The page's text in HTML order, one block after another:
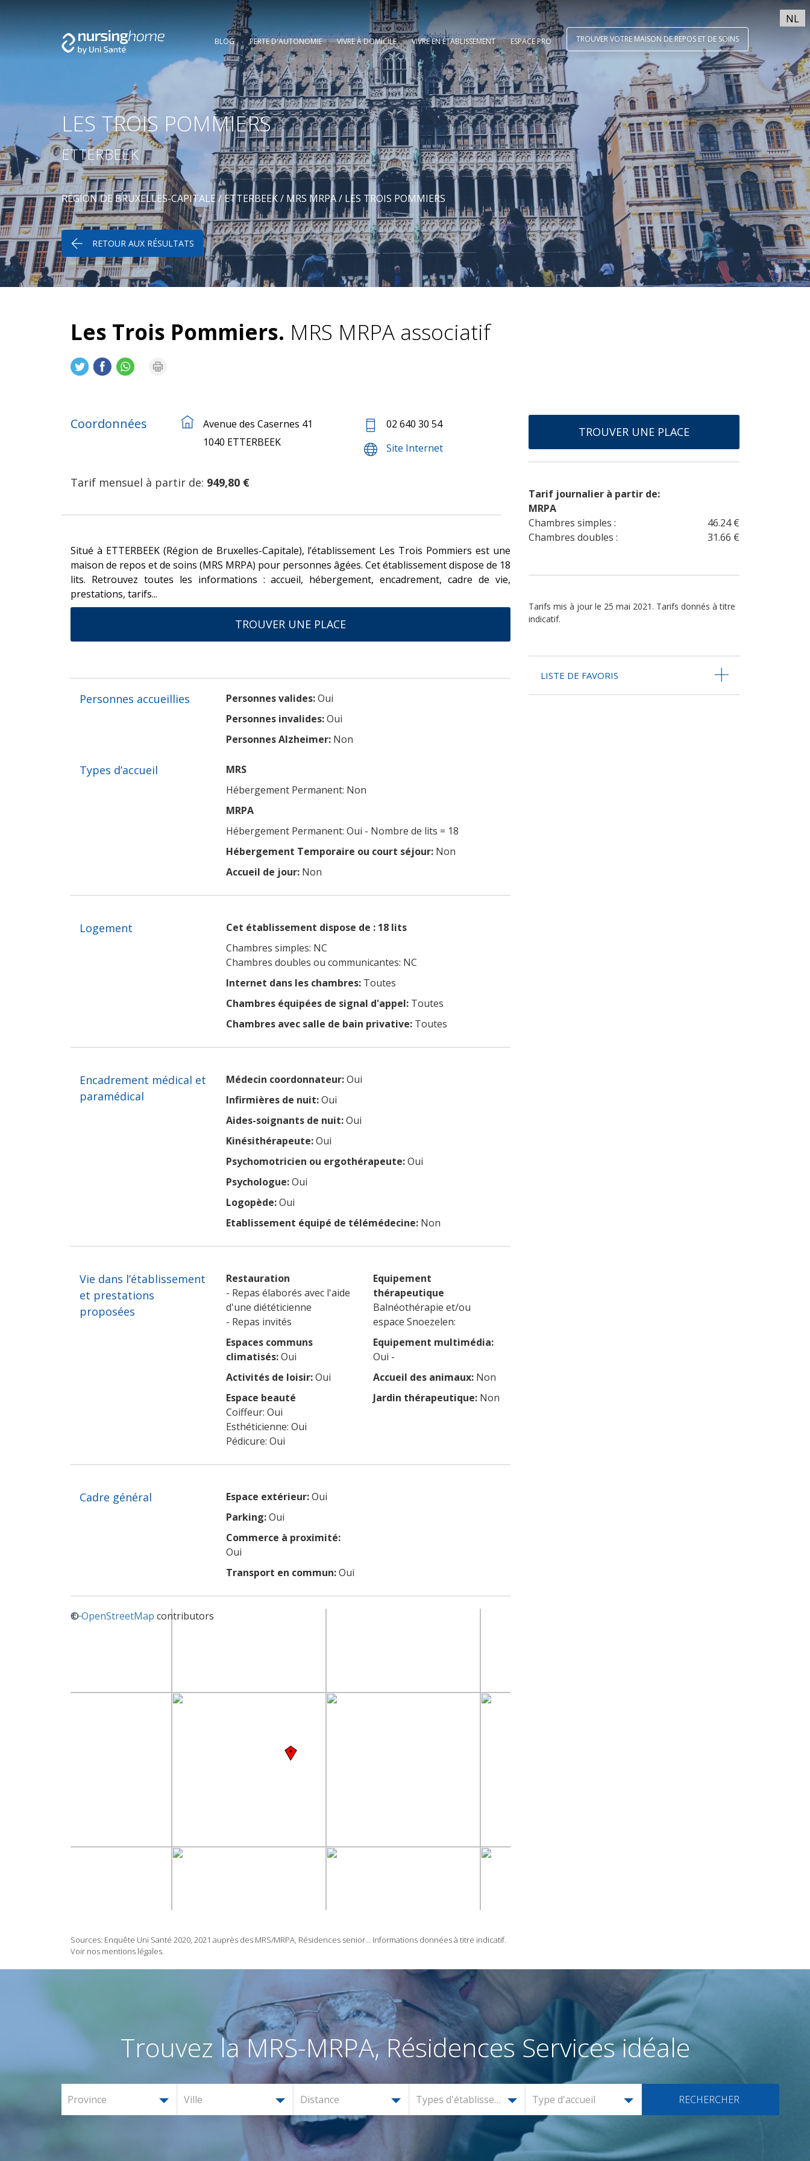
NL
BLOG PERTE D'AUTONOMIE VIVRE À DOMICILE VIVRE EN ÉTABLISSEMENT ESPACE PRO TROUVER VOTRE MAISON DE REPOS ET DE SOINS
LES TROIS POMMIERS
ETTERBEEK
RÉGION DE BRUXELLES-CAPITALE/ETTERBEEK/ MRS MRPA/ LES TROIS POMMIERS
RETOUR AUX RÉSULTATS
Les Trois Pommiers. MRS MRPA associatif
Coordonnées
Avenue des Casernes 41
1040 ETTERBEEK
02 640 30 54
Site Internet
Tarif mensuel à partir de: 949,80 €
Situé à ETTERBEEK (Région de Bruxelles-Capitale), l’établissement Les Trois Pommiers est une
maison de repos et de soins (MRS MRPA) pour personnes âgées. Cet établissement dispose de 18
lits. Retrouvez toutes les informations : accueil, hébergement, encadrement, cadre de vie,
prestations, tarifs...
TROUVER UNE PLACE
Personnes accueillies Personnes valides:Oui
Personnes invalides:Oui
Personnes Alzheimer: Non
Types d’accueil
MRS
Hébergement Permanent: Non
MRPA
Hébergement Permanent: Oui - Nombre de lits = 18
Hébergement Temporaire ou court séjour: Non
Accueil de jour: Non
Logement
Cet établissement dispose de : 18 lits
Chambres simples: NC
Chambres doubles ou communicantes: NC
Internet dans les chambres: Toutes
Chambres équipées de signal d'appel: Toutes
Chambres avec salle de bain privative: Toutes
Encadrement médical et
paramédical
Médecin coordonnateur:Oui
Infirmières de nuit:Oui
Aides-soignants de nuit:Oui
Kinésithérapeute:Oui
Psychomotricien ou ergothérapeute:Oui
Psychologue:Oui
Logopède:Oui
Etablissement équipé de télémédecine: Non
Vie dans l’établissement
et prestations
proposées
Restauration
- Repas élaborés avec l'aide
d'une diététicienne
- Repas invités
Espaces communs
climatisés:Oui
Activités de loisir:Oui
Espace beauté
Coiffeur: Oui
Esthéticienne: Oui
Pédicure: Oui
Equipement
thérapeutique
Balnéothérapie et/ou
espace Snoezelen:
Equipement multimédia:
Oui -
Accueil des animaux:Non
Jardin thérapeutique:Non
Cadre général Espace extérieur:Oui
Parking:Oui
Commerce à proximité:
Oui
Transport en commun:Oui
+−
©OpenStreetMap contributors
Sources: Enquête Uni Santé 2020, 2021 auprès des MRS/MRPA, Résidences senior... Informations données à titre indicatif.
Voir nos mentions légales.
TROUVER UNE PLACE
Tarif journalier à partir de:
MRPA
Chambres simples :
46.24 €
Chambres doubles :
31.66 €
Tarifs mis à jour le 25 mai 2021. Tarifs donnés à titre
indicatif.
LISTE DE FAVORIS
Trouvez la MRS-MRPA, Résidences Services idéale
Province Ville Distance Types d'établissement Type d'accueil RECHERCHER